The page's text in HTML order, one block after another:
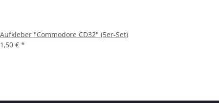
Aufkleber "Commodore CD32" (5er-Set)
1,50 € *